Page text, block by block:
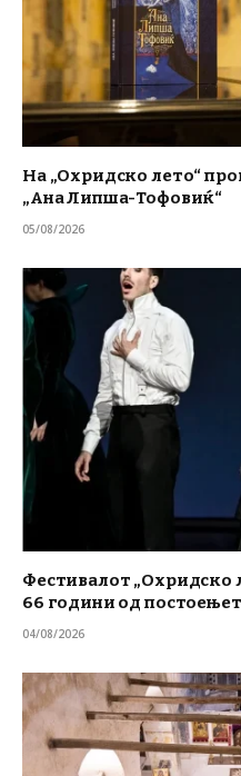
На „Охридско лето“
„Ана Липша-Тофовиќ“
05/08/2026
Фестивалот „Охридско
66 години од
04/08/2026